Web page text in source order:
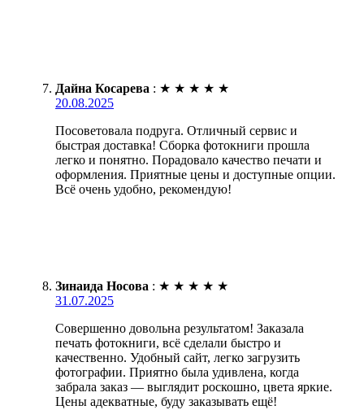
Дайна Косарева : ★ ★ ★ ★ ★
20.08.2025
Посоветовала подруга. Отличный сервис и
быстрая доставка! Сборка фотокниги прошла
легко и понятно. Порадовало качество печати и
оформления. Приятные цены и доступные опции.
Всё очень удобно, рекомендую!
Зинаида Носова : ★ ★ ★ ★ ★
31.07.2025
Совершенно довольна результатом! Заказала
печать фотокниги, всё сделали быстро и
качественно. Удобный сайт, легко загрузить
фотографии. Приятно была удивлена, когда
забрала заказ — выглядит роскошно, цвета яркие.
Цены адекватные, буду заказывать ещё!